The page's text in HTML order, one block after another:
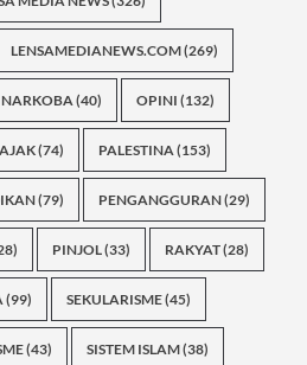
LENSAMEDIANEWS.COM(269)
NARKOBA(40) OPINI (132)
(74) PALESTINA(153)
(79) PENGANGGURAN(29)
PINJOL(33) RAKYAT(28)
(99) SEKULARISME(45)
(43) SISTEM ISLAM(38)